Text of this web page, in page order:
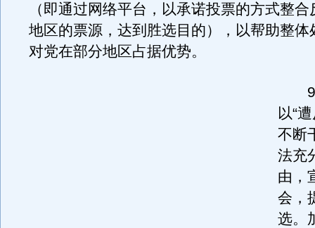
（即通过网络平台，以承诺投票的方式整
地区的票源，达到胜选目的），以帮助整体
对党在部分地区占据优势。
9
以“
不断
法充
由，
会，
选。